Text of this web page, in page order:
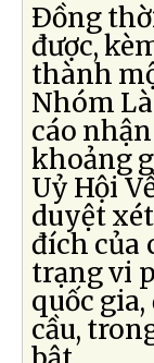
Ðồng
được,
thành
Nhóm
cáo
khoảng
Uỷ Hội
duyệt
đích của
trạng vi
quốc
cầu,